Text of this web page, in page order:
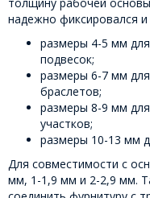
надежно фиксировался
размеры 4-5 мм
подвесок;
размеры 6-7 мм
браслетов;
размеры 8-9 мм
участков;
размеры 10-13 мм
Для совместимости с
мм, 1-1,9 мм и 2-2,9 мм.